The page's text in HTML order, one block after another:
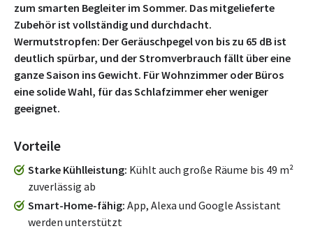
zum smarten Begleiter im Sommer. Das mitgelieferte
Zubehör ist vollständig und durchdacht.
Wermutstropfen: Der Geräuschpegel von bis zu 65 dB ist
deutlich spürbar, und der Stromverbrauch fällt über eine
ganze Saison ins Gewicht. Für Wohnzimmer oder Büros
eine solide Wahl, für das Schlafzimmer eher weniger
geeignet.
Vorteile
Starke Kühlleistung Kühlt auch große Räume bis 49 m²
zuverlässig ab
Smart-Home-fähig App, Alexa und Google Assistant
werden unterstützt